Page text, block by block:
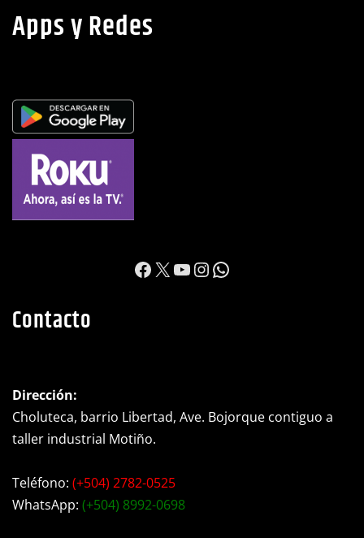
Teléfono:(+504) 2782-0525
WhatsApp:(+504) 8992-0698
Ubicacion